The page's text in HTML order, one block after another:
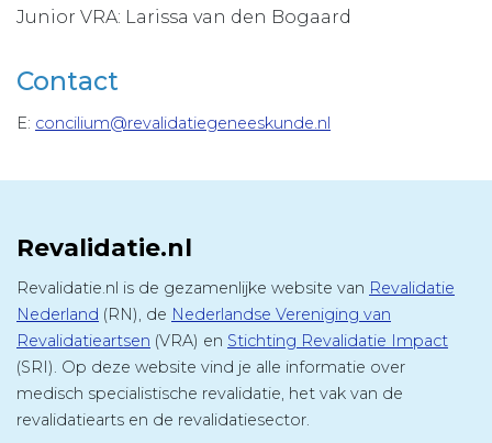
Junior VRA: Larissa van den Bogaard
Contact
E: concilium@revalidatiegeneeskunde.nl
Revalidatie.nl
Revalidatie.nl is de gezamenlijke website van Revalidatie
Nederland (RN), de Nederlandse Vereniging van
Revalidatieartsen (VRA) en Stichting Revalidatie Impact
(SRI). Op deze website vind je alle informatie over
medisch specialistische revalidatie, het vak van de
revalidatiearts en de revalidatiesector.